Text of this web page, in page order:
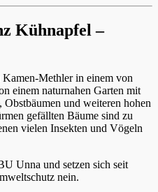
Kühnapfel –
Methler in einem von
einem naturnahen Garten mit
und weiteren hohen
gefällten Bäume sind zu
vielen Insekten und Vögeln
Unna und setzen sich seit
nein.